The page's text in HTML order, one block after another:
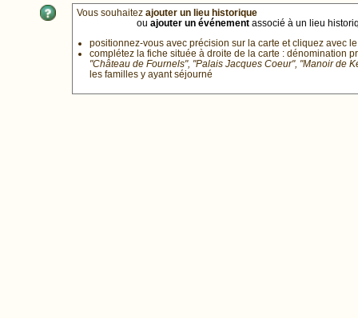
Vous souhaitez ajouter un lieu historique
ou ajouter un événement associé à un lieu
positionnez-vous avec précision sur la carte et cliquez avec
complétez la fiche située à droite de la carte : dénomination
"Château de Fournels", "Palais Jacques Coeur", "Manoir de
les familles y ayant séjourné